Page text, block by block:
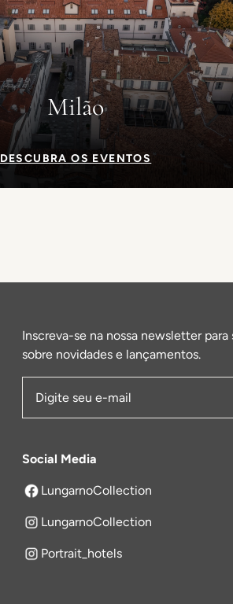
Milão
DESCUBRA OS EVENTOS
Inscreva-se na nossa newsletter
sobre novidades e lançamentos.
Endereço de email
Social Media
LungarnoCollection
abre em uma nova aba
LungarnoCollection
Portrait_hotels